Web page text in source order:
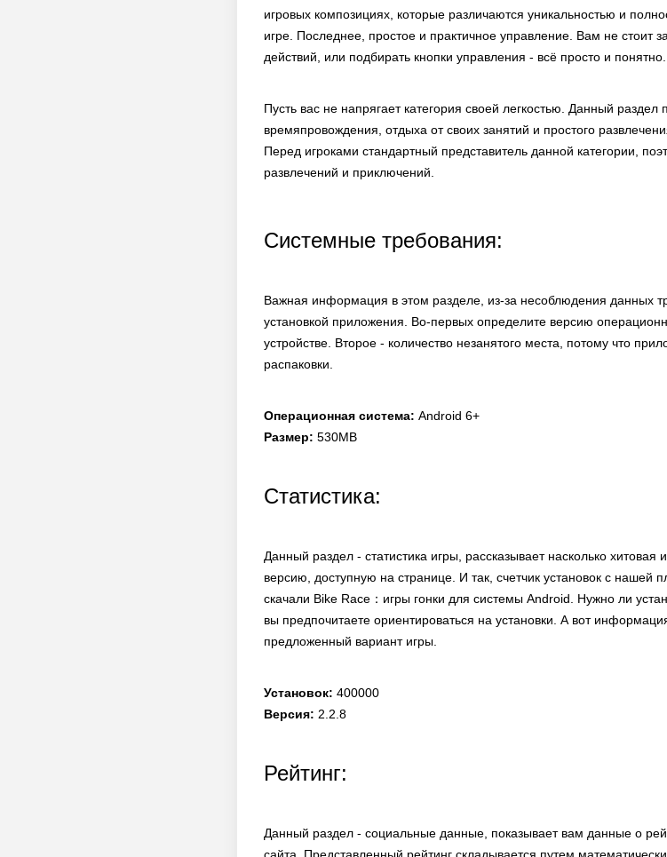
игровых композициях, которые различаются уникальностью и
игре. Последнее, простое и практичное управление. Вам не стоит
действий, или подбирать кнопки управления - всё просто и понятно.
Пусть вас не напрягает категория своей легкостью. Данный
времяпровождения, отдыха от своих занятий и простого
Перед игроками стандартный представитель данной категории,
развлечений и приключений.
Системные требования:
Важная информация в этом разделе, из-за несоблюдения данных
установкой приложения. Во-первых определите версию
устройстве. Второе - количество незанятого места, потому что
распаковки.
Операционная система: Android 6+
Размер: 530MB
Статистика:
Данный раздел - статистика игры, рассказывает насколько хитовая
версию, доступную на странице. И так, счетчик установок с нашей
скачали Bike Race：игры гонки для системы Android. Нужно ли
вы предпочитаете ориентироваться на установки. А вот
предложенный вариант игры.
Установок: 400000
Версия: 2.2.8
Рейтинг:
Данный раздел - социальные данные, показывает вам данные о